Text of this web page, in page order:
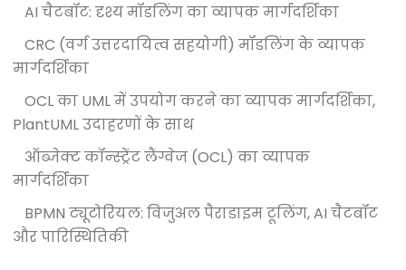
AI चैटबॉट: दृश्य मॉडलिंग का व्यापक मार्गदर्शिका
CRC (वर्ग उत्तरदायित्व सहयोगी) मॉडलिंग के व्यापक
मार्गदर्शिका
OCL का UML में उपयोग करने का व्यापक मार्गदर्शिका,
PlantUML उदाहरणों के साथ
ऑब्जेक्ट कॉन्स्ट्रेंट लैंग्वेज (OCL) का व्यापक
मार्गदर्शिका
BPMN ट्यूटोरियल: विजुअल पैराडाइम टूलिंग, AI चैटबॉट
और पारिस्थितिकी